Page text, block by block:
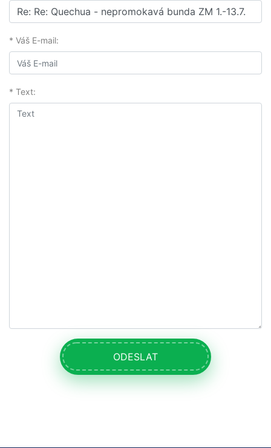
* Váš E-mail:
* Text:
ODESLAT